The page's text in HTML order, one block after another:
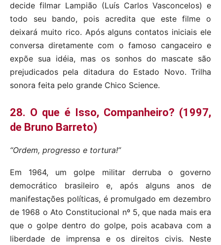
decide filmar Lampião (Luís Carlos Vasconcelos) e
todo seu bando, pois acredita que este filme o
deixará muito rico. Após alguns contatos iniciais ele
conversa diretamente com o famoso cangaceiro e
expõe sua idéia, mas os sonhos do mascate são
prejudicados pela ditadura do Estado Novo. Trilha
sonora feita pelo grande Chico Science.
28. O que é Isso, Companheiro? (1997,
de Bruno Barreto)
“Ordem, progresso e tortura!”
Em 1964, um golpe militar derruba o governo
democrático brasileiro e, após alguns anos de
manifestações políticas, é promulgado em dezembro
de 1968 o Ato Constitucional nº 5, que nada mais era
que o golpe dentro do golpe, pois acabava com a
liberdade de imprensa e os direitos civis. Neste